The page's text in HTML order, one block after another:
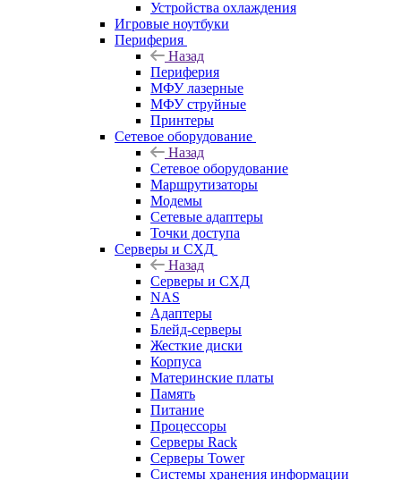
Устройства охлаждения
Игровые ноутбуки
Периферия
Назад
Периферия
МФУ лазерные
МФУ струйные
Принтеры
Сетевое оборудование
Назад
Сетевое оборудование
Маршрутизаторы
Модемы
Сетевые адаптеры
Точки доступа
Серверы и СХД
Назад
Серверы и СХД
NAS
Адаптеры
Блейд-серверы
Жесткие диски
Корпуса
Материнские платы
Память
Питание
Процессоры
Серверы Rack
Серверы Tower
Системы хранения информации